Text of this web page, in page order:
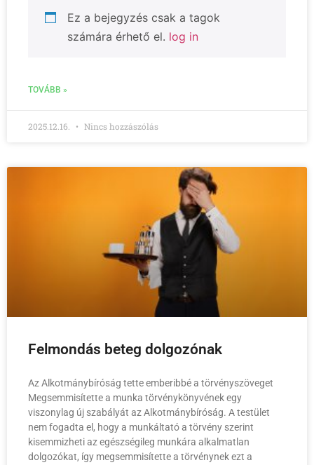
Ez a bejegyzés csak a tagok
számára érhető el. log in
TOVÁBB »
2025.12.16. Nincs hozzászólás
Felmondás beteg dolgozónak
Az Alkotmánybíróság tette emberibbé a törvényszöveget
Megsemmisítette a munka törvénykönyvének egy
viszonylag új szabályát az Alkotmánybíróság. A testület
nem fogadta el, hogy a munkáltató a törvény szerint
kisemmizheti az egészségileg munkára alkalmatlan
dolgozókat, így megsemmisítette a törvénynek ezt a